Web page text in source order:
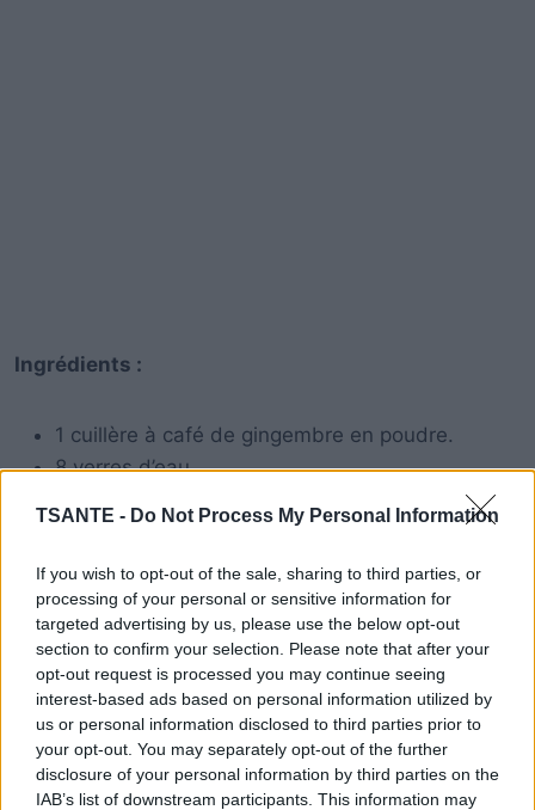
TSANTE - Do Not Process My Personal Information
If you wish to opt-out of the sale, sharing to third parties, or
processing of your personal or sensitive information for
targeted advertising by us, please use the below opt-out
section to confirm your selection. Please note that after your
opt-out request is processed you may continue seeing
interest-based ads based on personal information utilized by
us or personal information disclosed to third parties prior to
your opt-out. You may separately opt-out of the further
disclosure of your personal information by third parties on the
IAB’s list of downstream participants. This information may
Ingrédients :
1 cuillère à café de gingembre en poudre.
8 verres d’eau.
12 feuilles de menthe.
Préparation :Mélanger tous les ingrédients dans un
bocal en verre avec couvercle et laisser le flacon à
la température ambiante.